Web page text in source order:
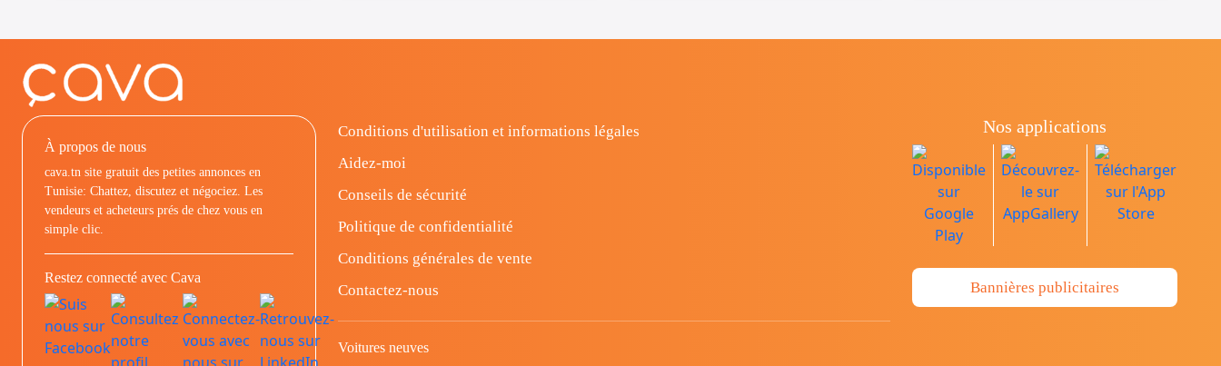
À propos de nous
cava.tn site gratuit des petites annonces en
Tunisie: Chattez, discutez et négociez. Les
vendeurs et acheteurs prés de chez vous en
simple clic.
Restez connecté avec Cava
Conditions d'utilisation et informations légales
Aidez-moi
Conseils de sécurité
Politique de confidentialité
Conditions générales de vente
Contactez-nous
Voitures neuves
Nos applications
Bannières publicitaires